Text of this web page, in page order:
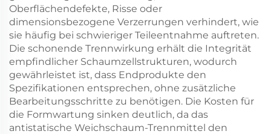
Oberflächendefekte, Risse oder
dimensionsbezogene Verzerrungen verhindert, wie
sie häufig bei schwieriger Teileentnahme auftreten.
Die schonende Trennwirkung erhält die Integrität
empfindlicher Schaumzellstrukturen, wodurch
gewährleistet ist, dass Endprodukte den
Spezifikationen entsprechen, ohne zusätzliche
Bearbeitungsschritte zu benötigen. Die Kosten für
die Formwartung sinken deutlich, da das
antistatische Weichschaum-Trennmittel den